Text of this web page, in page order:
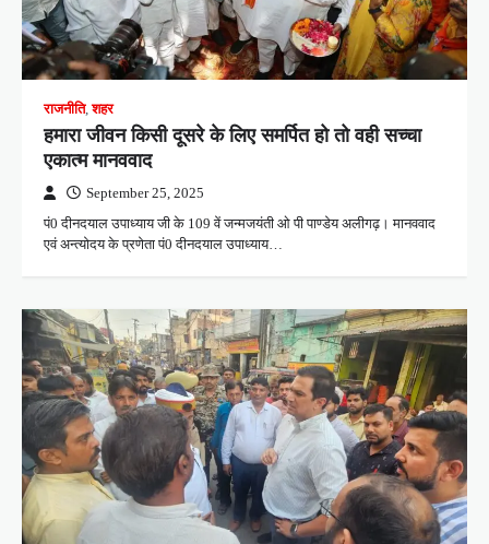
राजनीति,शहर
हमारा जीवन किसी दूसरे के लिए समर्पित हो तो वही सच्चा
एकात्म मानववाद
September 25, 2025
पं0 दीनदयाल उपाध्याय जी के 109 वें जन्मजयंती ओ पी पाण्डेय अलीगढ़। मानववाद
एवं अन्त्योदय के प्रणेता पं0 दीनदयाल उपाध्याय…